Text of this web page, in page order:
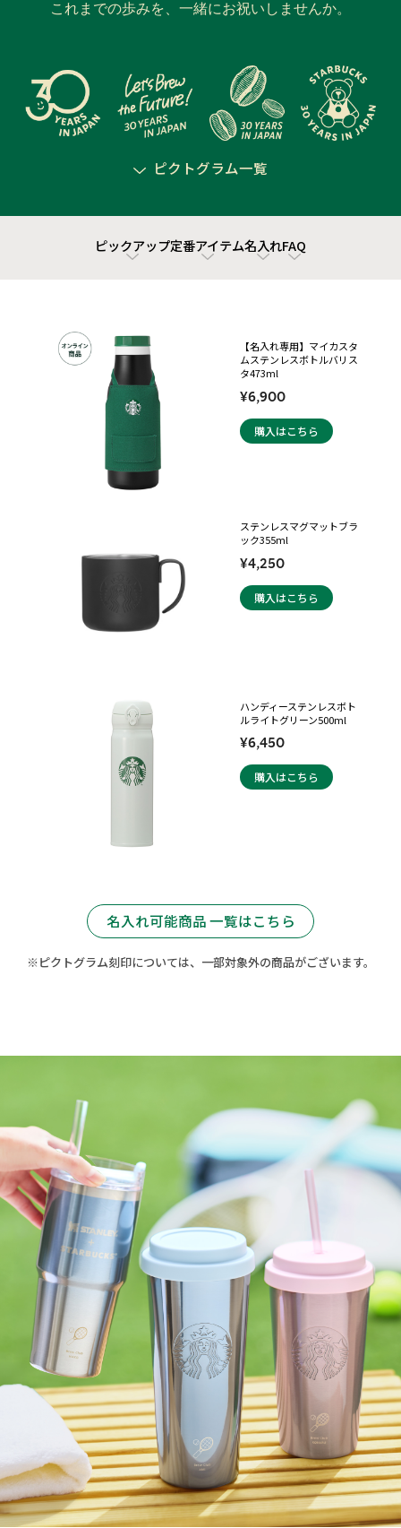
これまでの歩みを、一緒にお祝いしませんか。
ピクトグラム一覧
ピックアップ定番アイテム名入れFAQ
【名入れ専用】マイカスタ
ムステンレスボトルバリス
タ473ml
¥6,900
購入はこちら
ステンレスマグマットブラ
ック355ml
¥4,250
購入はこちら
ハンディーステンレスボト
ルライトグリーン500ml
¥6,450
購入はこちら
名入れ可能商品 一覧はこちら
※ピクトグラム刻印については、一部対象外の商品がございます。